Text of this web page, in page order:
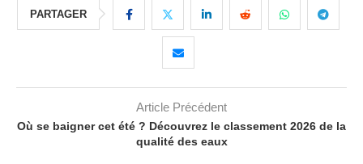
PARTAGER
Article Précédent
Où se baigner cet été ? Découvrez le classement 2026 de la
qualité des eaux